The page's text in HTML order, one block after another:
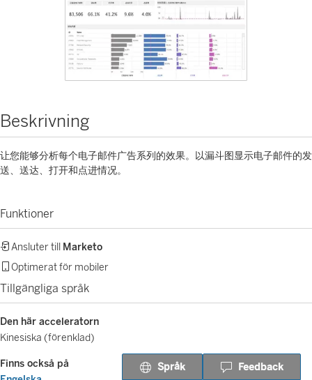
Beskrivning
让您能够分析每个电子邮件广告系列的效果。以漏斗图显示电子邮件的发
送、送达、打开和点进情况。
Funktioner
Ansluter till
Marketo
Optimerat för mobiler
Tillgängliga språk
Den här acceleratorn
Kinesiska (förenklad)
Finns också på
Språk Feedback